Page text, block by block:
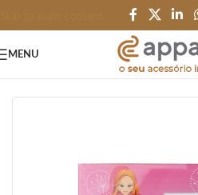
MENU
ESCRITÓRIO e PAPELARIA